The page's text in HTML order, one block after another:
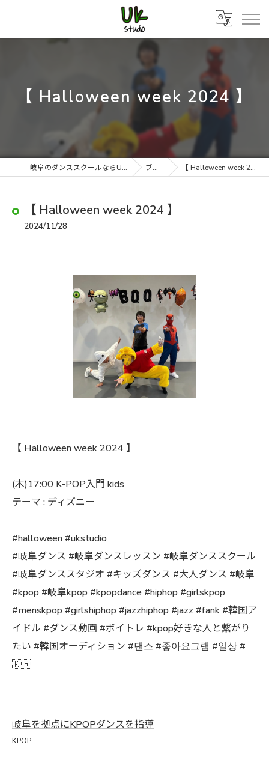
【 Halloween week 2024 】
岐阜のダンススクールならUK studio ブログ 【 Halloween week 2024 】
【 Halloween week 2024 】
2024/11/28
【 Halloween week 2024 】
(木)17:00 K-POP入門 kids
テーマ : ディズニー
#halloween #ukstudio
#岐阜ダンス #岐阜ダンスレッスン #岐阜ダンススクール
#岐阜ダンススタジオ #キッズダンス #大人ダンス #岐阜
#kpop #岐阜kpop #kpopdance #hiphop #girlskpop
#menskpop #girlshiphop #jazzhiphop #jazz #fank #韓国ア
イドル #ダンス動画 #ボイトレ #kpop好きな人と繋がり
たい #韓国オーディション #댄스 #좋아요그램 #일상 #
🇰🇷
岐阜を拠点にKPOPダンスを指導
KPOP